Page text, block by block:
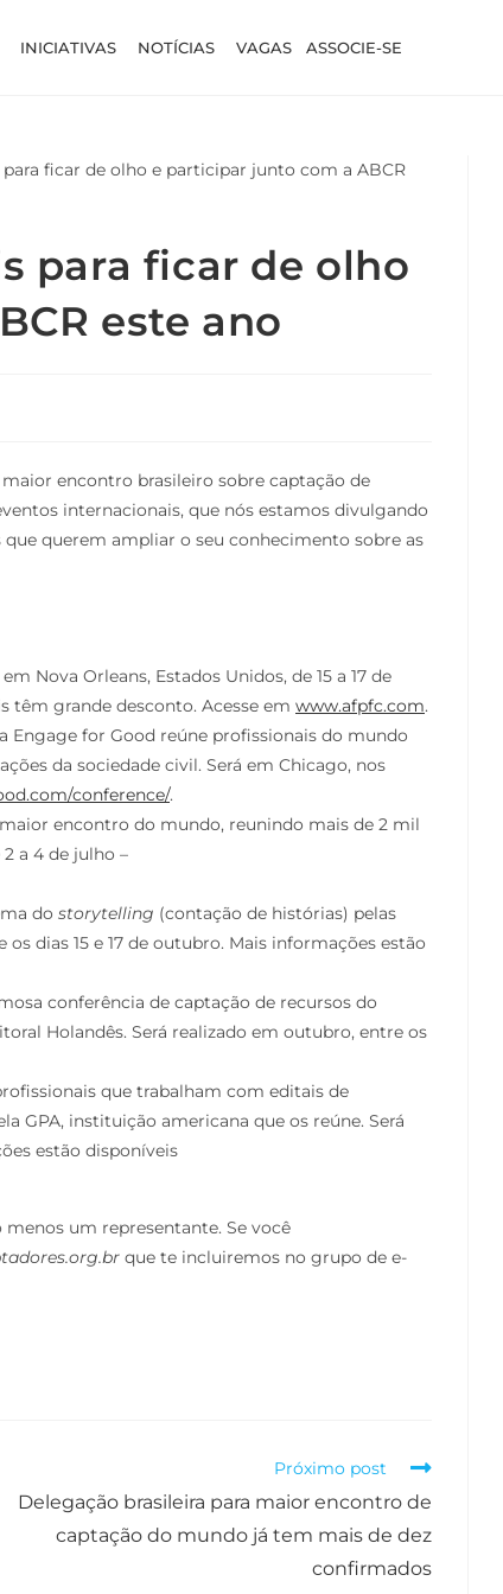
INICIATIVAS NOTÍCIAS VAGAS ASSOCIE-SE
para ficar de olho
este ano
maior encontro brasileiro sobre captação de
internacionais, que nós estamos divulgando
querem ampliar o seu conhecimento sobre as
em Nova Orleans, Estados Unidos, de 15 a 17 de
têm grande desconto. Acesse em www.afpfc.com.
Engage for Good reúne profissionais do mundo
da sociedade civil. Será em Chicago, nos
conference/.
encontro do mundo, reunindo mais de 2 mil
a 4 de julho –
do storytelling (contação de histórias) pelas
dias 15 e 17 de outubro. Mais informações estão
conferência de captação de recursos do
Holandês. Será realizado em outubro, entre os
que trabalham com editais de
GPA, instituição americana que os reúne. Será
estão disponíveis
um representante. Se você
que te incluiremos no grupo de e-
Próximo post
Delegação brasileira para maior encontro de
captação do mundo já tem mais de dez
confirmados